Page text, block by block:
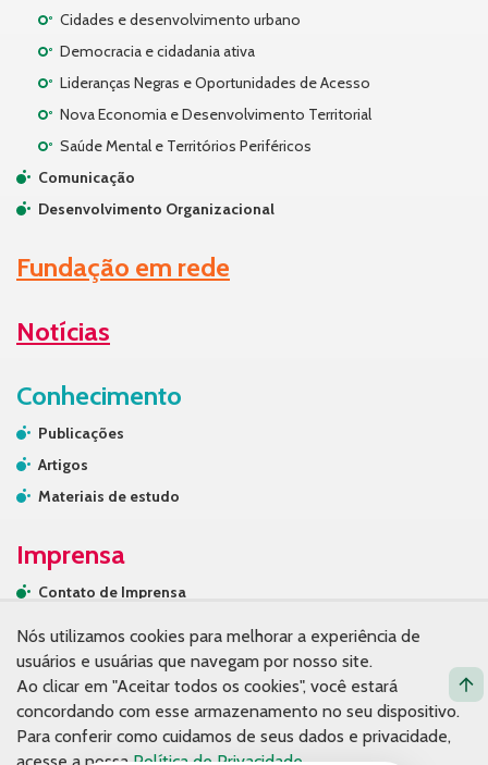
Cidades e desenvolvimento urbano
Democracia e cidadania ativa
Lideranças Negras e Oportunidades de Acesso
Nova Economia e Desenvolvimento Territorial
Saúde Mental e Territórios Periféricos
Comunicação
Desenvolvimento Organizacional
Fundação em rede
Notícias
Conhecimento
Publicações
Artigos
Materiais de estudo
Imprensa
Contato de Imprensa
Na mídia
Contato
Nós utilizamos cookies para melhorar a experiência de
usuários e usuárias que navegam por nosso site.
Ao clicar em "Aceitar todos os cookies", você estará
concordando com esse armazenamento no seu dispositivo.
Para conferir como cuidamos de seus dados e privacidade,